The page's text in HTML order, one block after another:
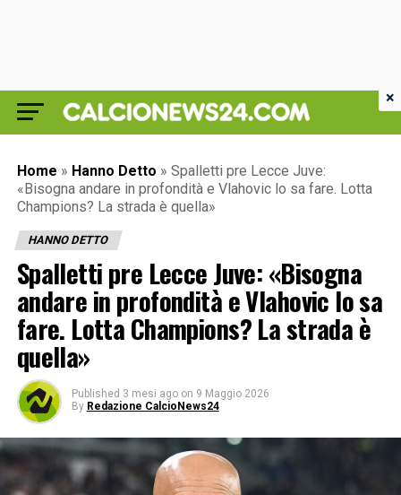
Home » Hanno Detto » Spalletti pre Lecce Juve:
«Bisogna andare in profondità e Vlahovic lo sa fare. Lotta
Champions? La strada è quella»
HANNO DETTO
Spalletti pre Lecce Juve: «Bisogna
andare in profondità e Vlahovic lo sa
fare. Lotta Champions? La strada è
quella»
Published 3 mesi ago on 9 Maggio 2026
By Redazione CalcioNews24
×